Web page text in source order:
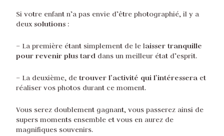
Si votre enfant n’a pas envie d’être photographié, il y a
deux solutions :
– La première étant simplement de le laisser tranquille
pour revenir plus tard dans un meilleur état d’esprit.
– La deuxième, de trouver l’activité qui l’intéresseraet
réaliser vos photos durant ce moment.
Vous serez doublement gagnant, vous passerez ainsi de
supers moments ensemble et vous en aurez de
magnifiques souvenirs.